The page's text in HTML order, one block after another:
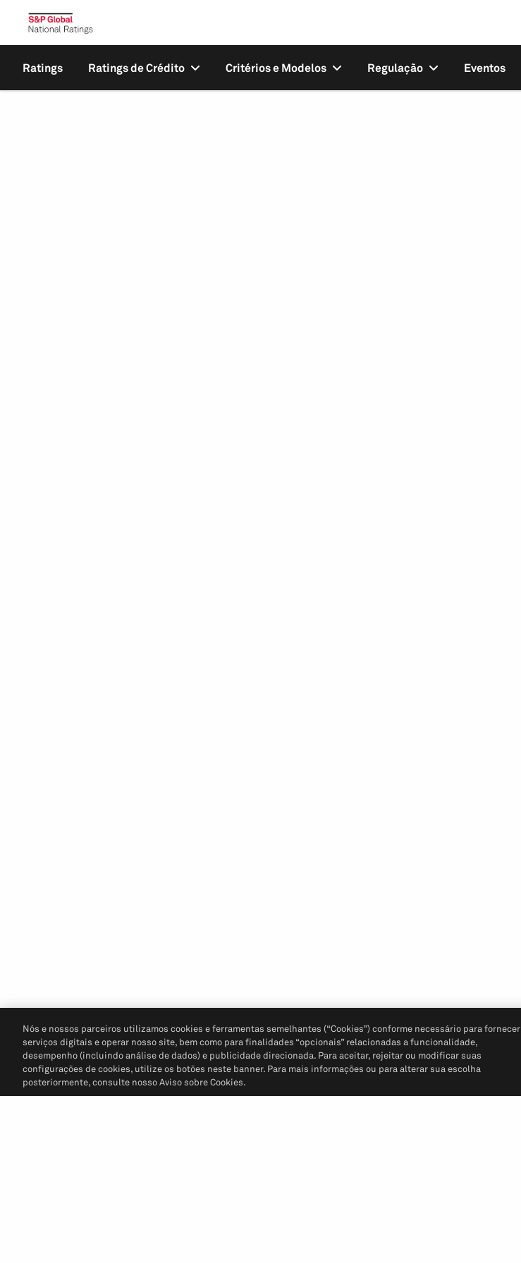
Ratings Ratings de Crédito Critérios e Modelos Regulação Eventos
Nós e nossos parceiros utilizamos cookies e ferramentas semelhantes (“Cookies”) conforme necessário para fornecer
serviços digitais e operar nosso site, bem como para finalidades “opcionais” relacionadas a funcionalidade,
desempenho (incluindo análise de dados) e publicidade direcionada. Para aceitar, rejeitar ou modificar suas
configurações de cookies, utilize os botões neste banner. Para mais informações ou para alterar sua escolha
posteriormente, consulte nosso Aviso sobre Cookies.